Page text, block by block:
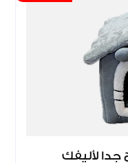
لأليفك